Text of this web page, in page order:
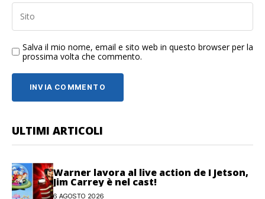
Salva il mio nome, email e sito web in questo browser per la
prossima volta che commento.
ULTIMI ARTICOLI
Warner lavora al live action de I Jetson,
Jim Carrey è nel cast!
6 AGOSTO 2026